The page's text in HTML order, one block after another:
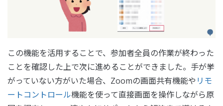
この機能を活用することで、参加者全員の作業が終わった
ことを確認した上で次に進めることができました。手が挙
がっていない方がいた場合、Zoomの画面共有機能や リモ
ートコントロール機能を使って直接画面を操作しながら原